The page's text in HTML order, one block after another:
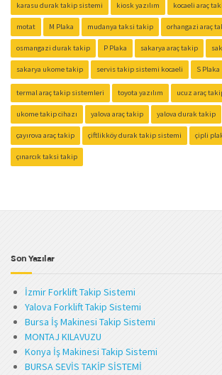
karasu durak takip sistemi kiosk yazılım kocaeli araç
motat M Plaka mudanya taksi takip orhangazi araç
osmangazi durak takip P Plaka sakarya araç takip
sakarya ukome takip servis takip sistemi kocaeli S Plaka
termal araç takip sistemleri toyota yazılım ucuz araç
ukome takip cihazı yalova araç takip yalova durak takip
çayırova araç takip çiftlikköy durak takip sistemi çipli
çınarcık taksi takip
Son Yazılar
İzmir Forklift Takip Sistemi
Yalova Forklift Takip Sistemi
Bursa İş Makinesi Takip Sistemi
MONTAJ KILAVUZU
Konya İş Makinesi Takip Sistemi
BURSA SEVİS TAKİP SİSTEMİ